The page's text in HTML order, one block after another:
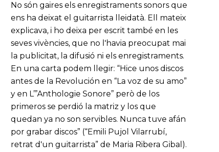
No són gaires els enregistraments sonors que
ens ha deixat el guitarrista lleidatà. Ell mateix
explicava, i ho deixa per escrit també en les
seves vivències, que no l'havia preocupat mai
la publicitat, la difusió ni els enregistraments.
En una carta podem llegir: “Hice unos discos
antes de la Revolución en “La voz de su amo”
y en L’”Anthologie Sonore” però de los
primeros se perdió la matriz y los que
quedan ya no son servibles. Nunca tuve afán
por grabar discos” (“Emili Pujol Vilarrubí,
retrat d'un guitarrista” de Maria Ribera Gibal).